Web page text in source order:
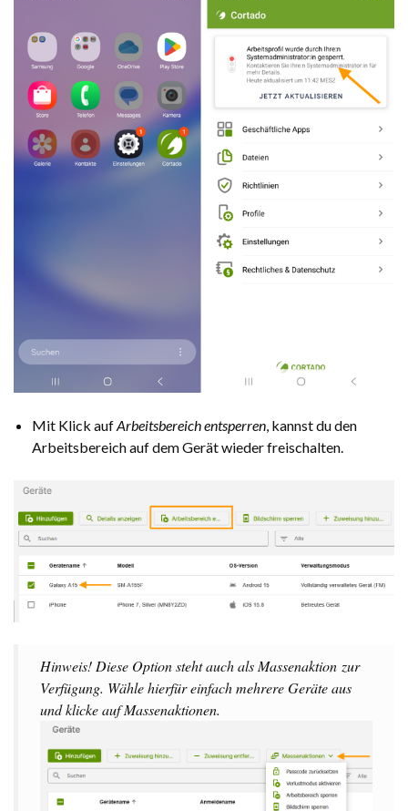
Mit Klick aufArbeitsbereich entsperren, kannst du den
Arbeitsbereich auf dem Gerät wieder freischalten.
Hinweis! Diese Option steht auch alsMassenaktion zur
Verfügung. Wähle hierfür einfach mehrere Geräte aus
und klicke aufMassenaktionen.